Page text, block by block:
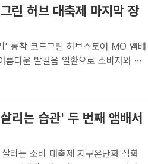
린 허브 대축제 마지막 장
' 동참 코드그린 허브스토어 MO 앰배
다. 오는 5월13일 대망의 오픈에 나
리는 습관' 두 번째 앰배서
리는 소비 대축제 지구온난화 심화